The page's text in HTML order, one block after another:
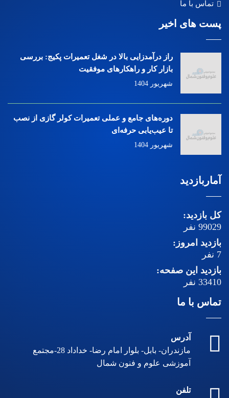
تماس با ما
پست های اخیر
راز درآمدزایی بالا در شغل تعمیرات پکیج: بررسی
بازار کار و راهکارهای موفقیت
شهریور 1404
دوره‌های جامع و عملی تعمیرات کولر گازی از نصب
تا عیب‌یابی حرفه‌ای
شهریور 1404
آماربازدید
کل بازدید:
99029 نفر
بازدید امروز:
7 نفر
بازدید این صفحه:
33410 نفر
تماس با ما
آدرس
مازندران- بابل- بلوار امام رضا- خداداد 28-مجتمع
آموزشی علوم و فنون شمال
تلفن